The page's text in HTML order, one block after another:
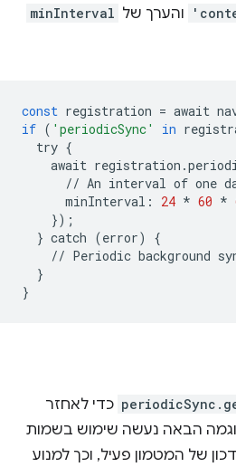
והערך של minInterval
const registration = await
if ( 'periodicSync' in
try {
await registration .
// An interval of one
minInterval : 24 * 60 *
});
} catch (error)
{
// Periodic background
}
}
כדי לאחזר
הבאה נעשה שימוש בשמות
של המטמון פעיל, וכך למנוע